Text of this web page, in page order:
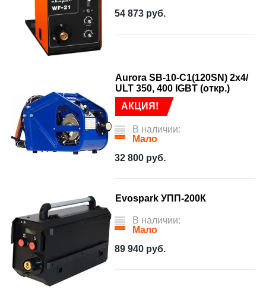
54 873 руб.
АКЦИЯ!
Aurora SB-10-C1(120SN) 2x4/
ULT 350, 400 IGBT (откр.)
В наличии:
Мало
32 800 руб.
Evospark УПП-200К
В наличии:
Мало
89 940 руб.